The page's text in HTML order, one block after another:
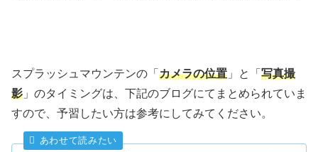
スプラッシュマウンテンの「 カメラの位置 」と「 写真撮
影 」のタイミングは、下記のブログにてまとめられていま
すので、予習したい方は参考にしてみてください。